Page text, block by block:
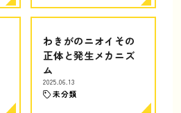
わきがのニオイその
正体と発生メカニズ
ム
2025.06.13
未分類